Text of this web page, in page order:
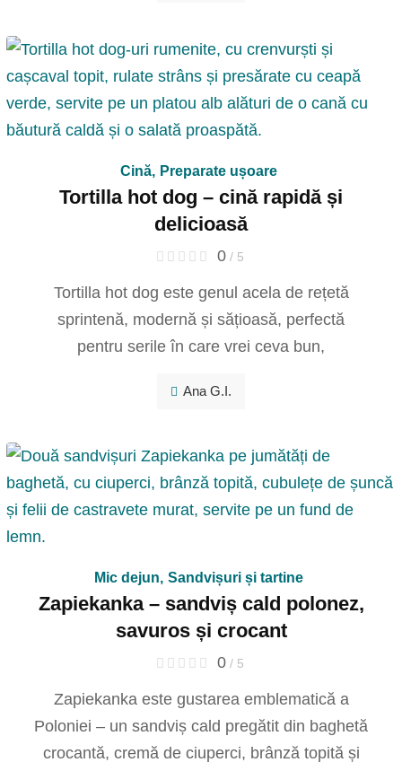
Cină, Preparate ușoare
Tortilla hot dog – cină rapidă și
delicioasă
0/ 5
Tortilla hot dog este genul acela de rețetă
sprintenă, modernă și sățioasă, perfectă
pentru serile în care vrei ceva bun,
Ana G.I.
Mic dejun, Sandvișuri și tartine
Zapiekanka – sandviș cald polonez,
savuros și crocant
0/ 5
Zapiekanka este gustarea emblematică a
Poloniei – un sandviș cald pregătit din baghetă
crocantă, cremă de ciuperci, brânză topită și